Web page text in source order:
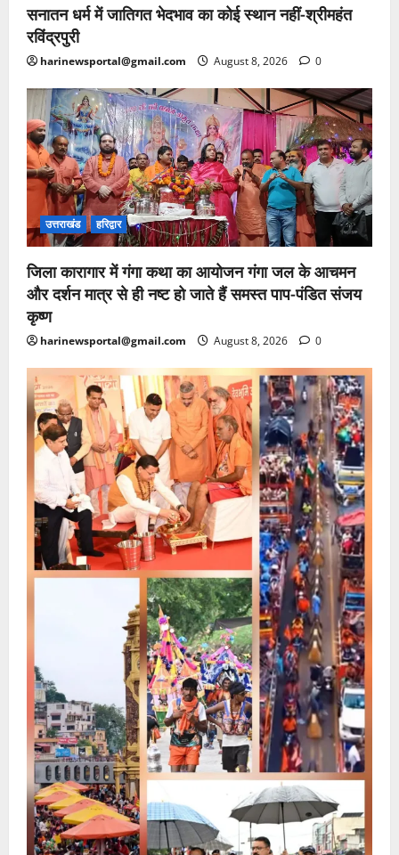
सनातन धर्म में जातिगत भेदभाव का कोई स्थान नहीं-श्रीमहंत
रविंद्रपुरी
harinewsportal@gmail.com August 8, 2026 0
उत्तराखंड हरिद्वार
जिला कारागार में गंगा कथा का आयोजन गंगा जल के आचमन
और दर्शन मात्र से ही नष्ट हो जाते हैं समस्त पाप-पंडित संजय
कृष्ण
harinewsportal@gmail.com August 8, 2026 0